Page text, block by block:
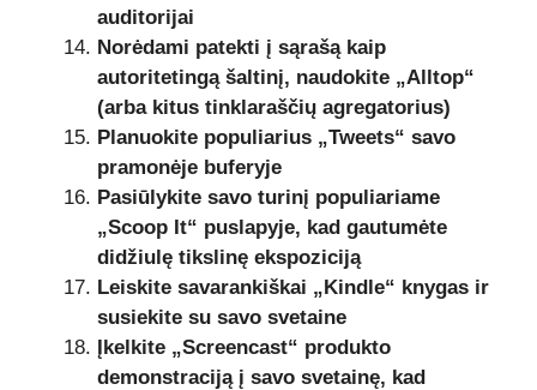
auditorijai
Norėdami patekti į sąrašą kaip
autoritetingą šaltinį, naudokite „Alltop“
(arba kitus tinklaraščių agregatorius)
Planuokite populiarius „Tweets“ savo
pramonėje buferyje
Pasiūlykite savo turinį populiariame
„Scoop It“ puslapyje, kad gautumėte
didžiulę tikslinę ekspoziciją
Leiskite savarankiškai „Kindle“ knygas ir
susiekite su savo svetaine
Įkelkite „Screencast“ produkto
demonstraciją į savo svetainę, kad